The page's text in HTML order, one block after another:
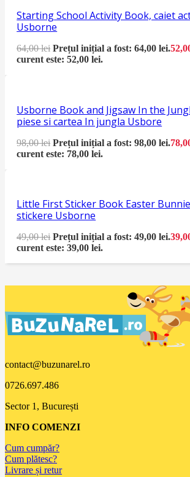
Starting School Activity Book, caiet
Usborne
64,00lei Prețul inițial a fost: 64,00 lei.
curent este: 52,00 lei.
Usborne Book and Jigsaw In the
piese si cartea In jungla Usbore
98,00lei Prețul inițial a fost: 98,00 lei.
curent este: 78,00 lei.
Little First Sticker Book Easter
stickere Usborne
49,00lei Prețul inițial a fost: 49,00 lei.
curent este: 39,00 lei.
contact@buzunarel.ro
0726.697.486
Sector 1, București
INFO COMENZI
Cum cumpăr?
Cum plătesc?
Livrare și retur